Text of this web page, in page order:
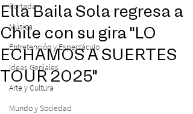
Portada
Música
Entretención y Espectáculo
Ideas Geniales
Arte y Cultura
Mundo y Sociedad
Ella Baila Sola regresa a
Chile con su gira "LO
ECHAMOS A SUERTES
TOUR 2025"